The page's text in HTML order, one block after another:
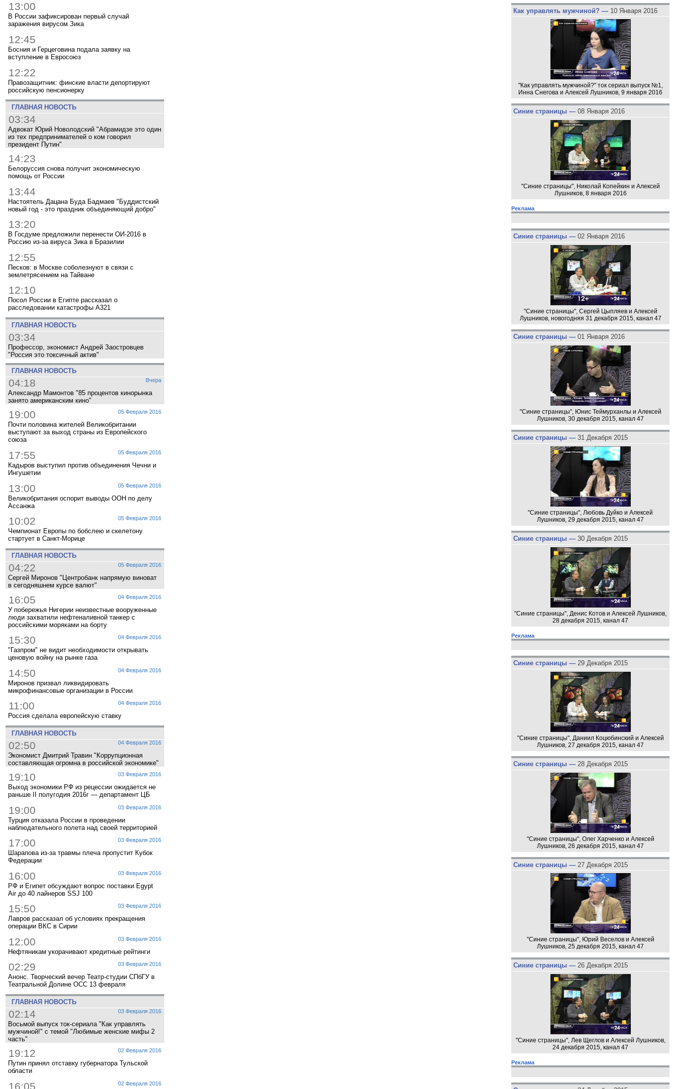
13:00
В России зафиксирован первый случай
заражения вирусом Зика
12:45
Босния и Герцеговина подала заявку на
вступление в Евросоюз
12:22
Правозащитник: финские власти депортируют
российскую пенсионерку
ГЛАВНАЯ НОВОСТЬ
03:34
Адвокат Юрий Новолодский "Абрамидзе это один
из тех предпринимателей о ком говорил
президент Путин"
14:23
Белоруссия снова получит экономическую
помощь от России
13:44
Настоятель Дацана Буда Бадмаев "Буддистский
новый год - это праздник объединяющий добро"
13:20
В Госдуме предложили перенести ОИ-2016 в
Россию из-за вируса Зика в Бразилии
12:55
Песков: в Москве соболезнуют в связи с
землетрясением на Тайване
12:10
Посол России в Египте рассказал о
расследовании катастрофы A321
ГЛАВНАЯ НОВОСТЬ
03:34
Профессор, экономист Андрей Заостровцев
"Россия это токсичный актив"
ГЛАВНАЯ НОВОСТЬ
Вчера
04:18
Александр Мамонтов "85 процентов кинорынка
занято американским кино"
05 Февраля 2016
19:00
Почти половина жителей Великобритании
выступают за выход страны из Европейского
союза
05 Февраля 2016
17:55
Кадыров выступил против объединения Чечни и
Ингушетии
05 Февраля 2016
13:00
Великобритания оспорит выводы ООН по делу
Ассанжа
05 Февраля 2016
10:02
Чемпионат Европы по бобслею и скелетону
стартует в Санкт-Морице
ГЛАВНАЯ НОВОСТЬ
05 Февраля 2016
04:22
Сергей Миронов "Центробанк напрямую виноват
в сегодняшнем курсе валют"
04 Февраля 2016
16:05
У побережья Нигерии неизвестные вооруженные
люди захватили нефтеналивной танкер с
российскими моряками на борту
04 Февраля 2016
15:30
"Газпром" не видит необходимости открывать
ценовую войну на рынке газа
04 Февраля 2016
14:50
Миронов призвал ликвидировать
микрофинансовые организации в России
04 Февраля 2016
11:00
Россия сделала европейскую ставку
ГЛАВНАЯ НОВОСТЬ
04 Февраля 2016
02:50
Экономист Дмитрий Травин "Коррупционная
составляющая огромна в российской экономике"
03 Февраля 2016
19:10
Выход экономики РФ из рецессии ожидается не
раньше II полугодия 2016г — департамент ЦБ
03 Февраля 2016
19:00
Турция отказала России в проведении
наблюдательного полета над своей территорией
03 Февраля 2016
17:00
Шарапова из-за травмы плеча пропустит Кубок
Федерации
03 Февраля 2016
16:00
РФ и Египет обсуждают вопрос поставки Egypt
Air до 40 лайнеров SSJ 100
03 Февраля 2016
15:50
Лавров рассказал об условиях прекращения
операции ВКС в Сирии
03 Февраля 2016
12:00
Нефтяникам укорачивают кредитные рейтинги
03 Февраля 2016
02:29
Анонс. Творческий вечер Театр-студии СПбГУ в
Театральной Долине ОСС 13 февраля
ГЛАВНАЯ НОВОСТЬ
03 Февраля 2016
02:14
Восьмой выпуск ток-сериала "Как управлять
мужчиной!" с темой "Любимые женские мифы 2
часть"
02 Февраля 2016
19:12
Путин принял отставку губернатора Тульской
области
02 Февраля 2016
16:05
Как управлять мужчиной? — 10 Января 2016
"Как управлять мужчиной?" ток сериал выпуск №1,
Инна Снегова и Алексей Лушников, 9 января 2016
Синие страницы — 08 Января 2016
"Синие страницы", Николай Копейкин и Алексей
Лушников, 8 января 2016
Реклама
Синие страницы — 02 Января 2016
"Синие страницы", Сергей Цыпляев и Алексей
Лушников, новогодняя 31 декабря 2015, канал 47
Синие страницы — 01 Января 2016
"Синие страницы", Юнис Теймурханлы и Алексей
Лушников, 30 декабря 2015, канал 47
Синие страницы — 31 Декабря 2015
"Синие страницы", Любовь Дуйко и Алексей
Лушников, 29 декабря 2015, канал 47
Синие страницы — 30 Декабря 2015
"Синие страницы", Денис Котов и Алексей Лушников,
28 декабря 2015, канал 47
Реклама
Синие страницы — 29 Декабря 2015
"Синие страницы", Даниил Коцюбинский и Алексей
Лушников, 27 декабря 2015, канал 47
Синие страницы — 28 Декабря 2015
"Синие страницы", Олег Харченко и Алексей
Лушников, 26 декабря 2015, канал 47
Синие страницы — 27 Декабря 2015
"Синие страницы", Юрий Веселов и Алексей
Лушников, 25 декабря 2015, канал 47
Синие страницы — 26 Декабря 2015
"Синие страницы", Лев Щеглов и Алексей Лушников,
24 декабря 2015, канал 47
Реклама